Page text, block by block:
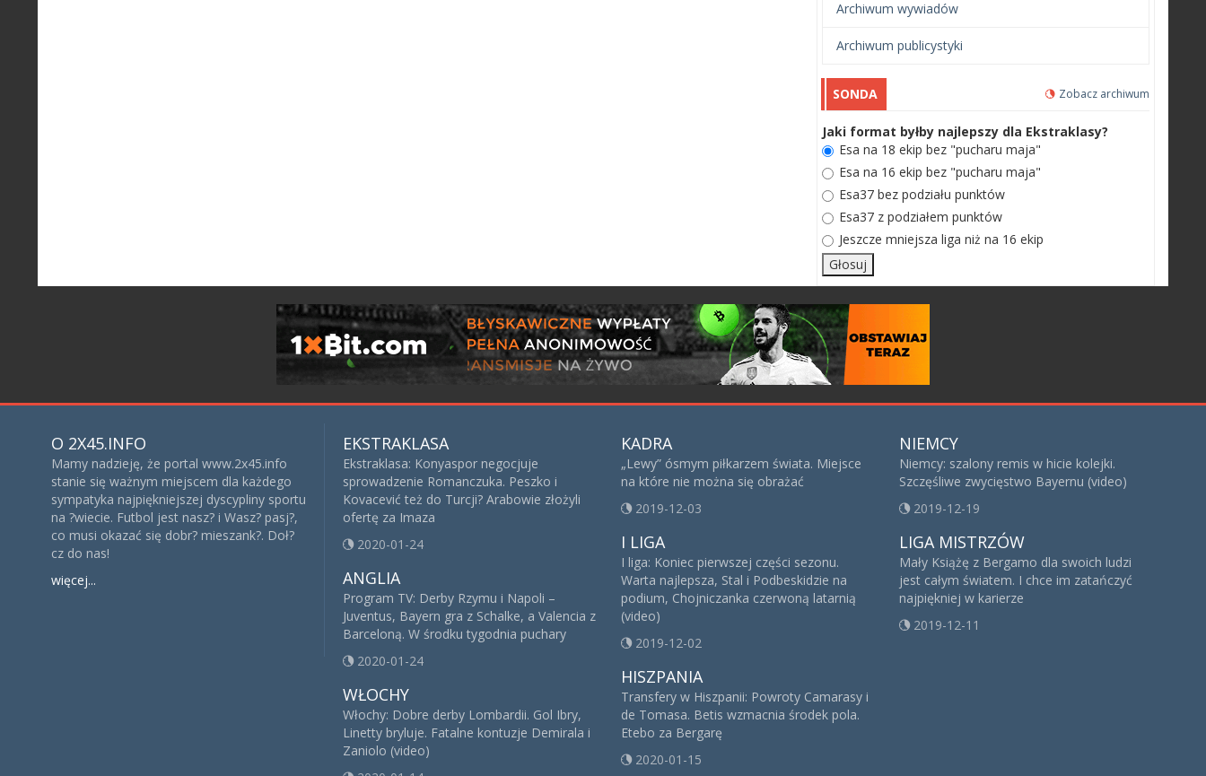
Archiwum wywiadów
Archiwum publicystyki
SONDA Zobacz archiwum
Jaki format byłby najlepszy dla Ekstraklasy?
Esa na 18 ekip bez "pucharu maja"
Esa na 16 ekip bez "pucharu maja"
Esa37 bez podziału punktów
Esa37 z podziałem punktów
Jeszcze mniejsza liga niż na 16 ekip
O 2X45.INFO
Mamy nadzieję, że portal www.2x45.info
stanie się ważnym miejscem dla każdego
sympatyka najpiękniejszej dyscypliny sportu
na ?wiecie. Futbol jest nasz? i Wasz? pasj?,
co musi okazać się dobr? mieszank?. Doł?
cz do nas!
więcej...
EKSTRAKLASA
Ekstraklasa: Konyaspor negocjuje
sprowadzenie Romanczuka. Peszko i
Kovacević też do Turcji? Arabowie złożyli
ofertę za Imaza
2020-01-24
ANGLIA
Program TV: Derby Rzymu i Napoli –
Juventus, Bayern gra z Schalke, a Valencia z
Barceloną. W środku tygodnia puchary
2020-01-24
WŁOCHY
Włochy: Dobre derby Lombardii. Gol Ibry,
Linetty bryluje. Fatalne kontuzje Demirala i
Zaniolo (video)
KADRA
„Lewy” ósmym piłkarzem świata. Miejsce
na które nie można się obrażać
2019-12-03
I LIGA
I liga: Koniec pierwszej części sezonu.
Warta najlepsza, Stal i Podbeskidzie na
podium, Chojniczanka czerwoną latarnią
(video)
2019-12-02
HISZPANIA
Transfery w Hiszpanii: Powroty Camarasy i
de Tomasa. Betis wzmacnia środek pola.
Etebo za Bergarę
2020-01-15
NIEMCY
Niemcy: szalony remis w hicie kolejki.
Szczęśliwe zwycięstwo Bayernu (video)
2019-12-19
LIGA MISTRZÓW
Mały Książę z Bergamo dla swoich ludzi
jest całym światem. I chce im zatańczyć
najpiękniej w karierze
2019-12-11